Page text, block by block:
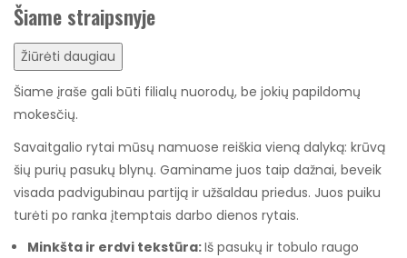
Šiame straipsnyje
Žiūrėti daugiau
Šiame įraše gali būti filialų nuorodų, be jokių papildomų
mokesčių.
Savaitgalio rytai mūsų namuose reiškia vieną dalyką: krūvą
šių purių pasukų blynų. Gaminame juos taip dažnai, beveik
visada padvigubinau partiją ir užšaldau priedus. Juos puiku
turėti po ranka įtemptais darbo dienos rytais.
Minkšta ir erdvi tekstūra:Iš pasukų ir tobulo raugo